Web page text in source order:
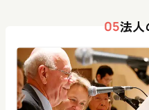
05法人